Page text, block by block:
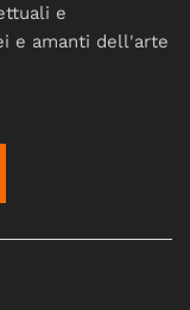
e
e amanti dell'arte